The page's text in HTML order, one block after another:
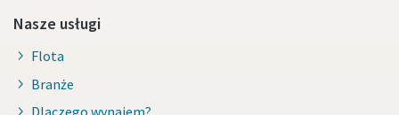
Nasze usługi
Flota
Branże